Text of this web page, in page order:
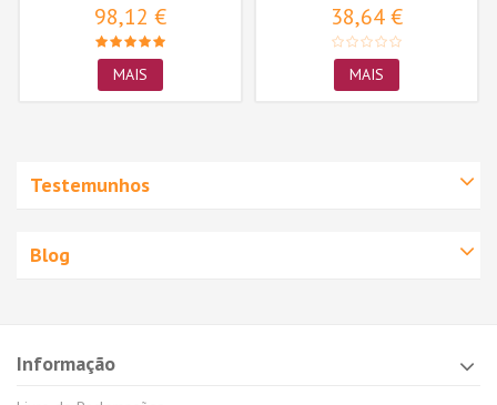
98,12 €
MAIS
38,64 €
MAIS
Testemunhos
Blog
Informação